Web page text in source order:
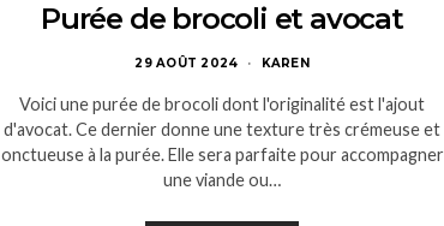
Purée de brocoli et avocat
29 AOÛT 2024 KAREN
Voici une purée de brocoli dont l'originalité est l'ajout
d'avocat. Ce dernier donne une texture très crémeuse et
onctueuse à la purée. Elle sera parfaite pour accompagner
une viande ou…